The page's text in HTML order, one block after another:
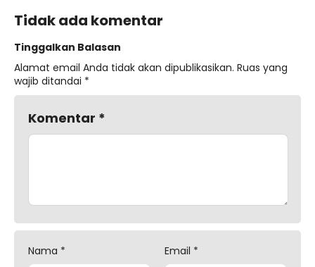
Tidak ada komentar
Tinggalkan Balasan
Alamat email Anda tidak akan dipublikasikan. Ruas yang
wajib ditandai *
Komentar *
Nama * Email *